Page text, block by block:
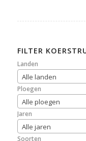
FILTER
Landen
Alle landen
Ploegen
Alle ploegen
Jaren
Alle jaren
Soorten